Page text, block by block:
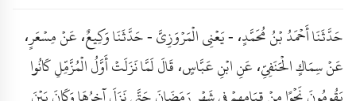
حَدَّثَنَا أَحْمَدُ بْنُ مُحَمَّدٍ، - يَعْنِي الْمَرْوَزِيَّ - حَدَّثَنَا وَكِيعٌ، عَنْ مِسْعَرٍ،
عَنْ سِمَاكٍ الْحَنَفِيِّ، عَنِ ابْنِ عَبَّاسٍ، قَالَ لَمَّا نَزَلَتْ أَوَّلُ الْمُزَّمِّلِ كَانُوا